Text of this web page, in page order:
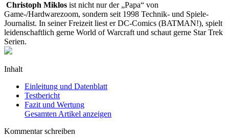
Christoph Miklos ist nicht nur der „Papa“ von
Game-/Hardwarezoom, sondern seit 1998 Technik- und Spiele-
Journalist. In seiner Freizeit liest er DC-Comics (BATMAN!), spielt
leidenschaftlich gerne World of Warcraft und schaut gerne Star Trek
Serien.
Inhalt
Einleitung und Datenblatt
Testbericht
Fazit und Wertung
Gesamten Artikel anzeigen
Kommentar schreiben